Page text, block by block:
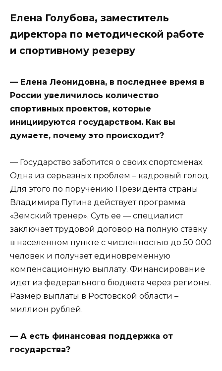
Елена Голубова, заместитель
директора по методической работе
и спортивному резерву
— Елена Леонидовна, в последнее время в
России увеличилось количество
спортивных проектов, которые
инициируются государством. Как вы
думаете, почему это происходит?
— Государство заботится о своих спортсменах.
Одна из серьезных проблем – кадровый голод.
Для этого по поручению Президента страны
Владимира Путина действует программа
«Земский тренер». Суть ее — специалист
заключает трудовой договор на полную ставку
в населенном пункте с численностью до 50 000
человек и получает единовременную
компенсационную выплату. Финансирование
идет из федерального бюджета через регионы.
Размер выплаты в Ростовской области –
миллион рублей.
— А есть финансовая поддержка от
государства?